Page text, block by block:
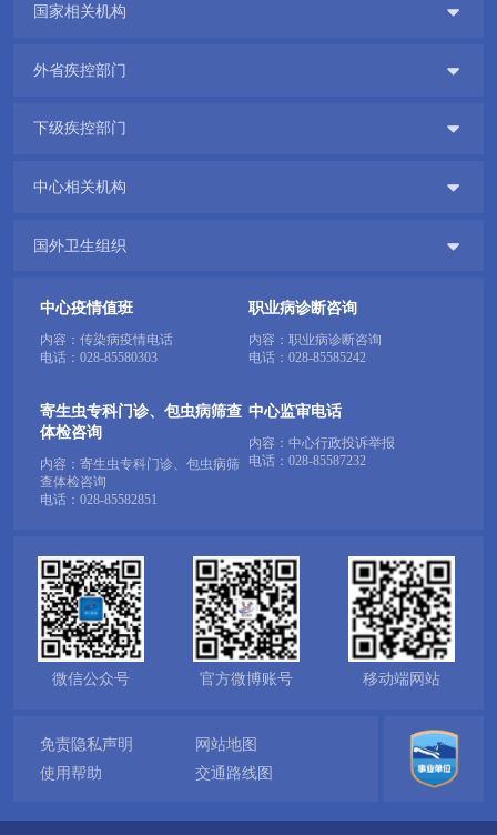
国家相关机构 
外省疾控部门 
下级疾控部门 
中心相关机构 
国外卫生组织 
中心疫情值班
内容：传染病疫情电话
电话： 028-85580303
职业病诊断咨询
内容：职业病诊断咨询
电话： 028-85585242
寄生虫专科门诊、包虫病筛查
体检咨询
内容：寄生虫专科门诊、包虫病筛
查体检咨询
电话： 028-85582851
中心监审电话
内容：中心行政投诉举报
电话： 028-85587232
微信公众号 官方微博账号 移动端网站
免责隐私声明
网站地图
使用帮助
交通路线图